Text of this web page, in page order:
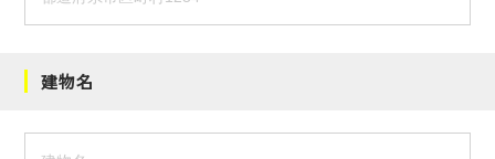
建物名